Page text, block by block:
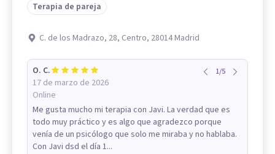
Terapia de pareja
C. de los Madrazo, 28, Centro, 28014 Madrid
O. C.
17 de marzo de 2026
Online
1/5
Me gusta mucho mi terapia con Javi. La verdad que es
todo muy práctico y es algo que agradezco porque
venía de un psicólogo que solo me miraba y no hablaba.
Con Javi dsd el día 1...